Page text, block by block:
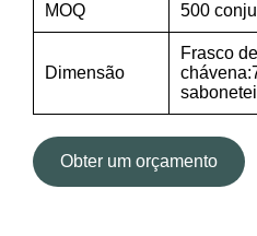
MOQ 500
Dimensão
Frasco
Obter um orçamento